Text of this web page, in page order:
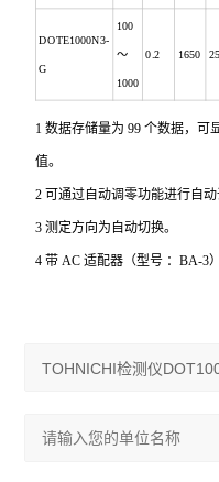
DOTE1000N3-
G
100
～
1000
0.2 1650
1数据存储量为 99 个数据，可
值。
2 可通过自动调零功能进行自动
3 测定方向为自动切换。
4 带 AC 适配器（型号 ：BA-3